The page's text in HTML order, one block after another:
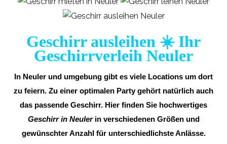
Geschirr ausleihen ☀️ Ihr
Geschirrverleih Neuler
In Neuler und umgebung gibt es viele Locations um dort
zu feiern. Zu einer optimalen Party gehört natürlich auch
das passende Geschirr. Hier finden Sie hochwertiges
Geschirr in Neulerin verschiedenen Größen und
gewünschter Anzahl für unterschiedlichste Anlässe.